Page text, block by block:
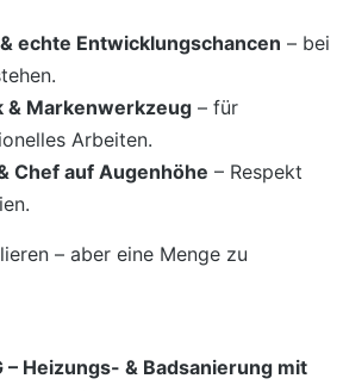
echte Entwicklungschancen – bei
& Markenwerkzeug – für
Arbeiten.
Chef auf Augenhöhe – Respekt
– aber eine Menge zu
– Heizungs- & Badsanierung mit